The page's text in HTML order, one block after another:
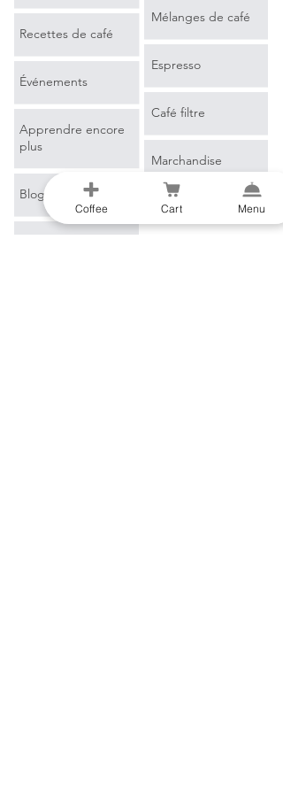
Recettes de café
Événements
Apprendre encore
plus
Blog
Mélanges de café
Espresso
Café filtre
Marchandise
Coffee Cart Menu